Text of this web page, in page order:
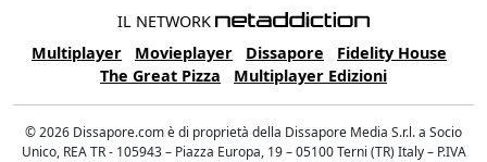
IL NETWORK
Multiplayer
Movieplayer Dissapore
Fidelity House
The Great Pizza
Multiplayer Edizioni
© 2026 Dissapore.com è di proprietà della Dissapore Media S.r.l. a Socio
Unico, REA TR - 105943 – Piazza Europa, 19 – 05100 Terni (TR) Italy – P.IVA